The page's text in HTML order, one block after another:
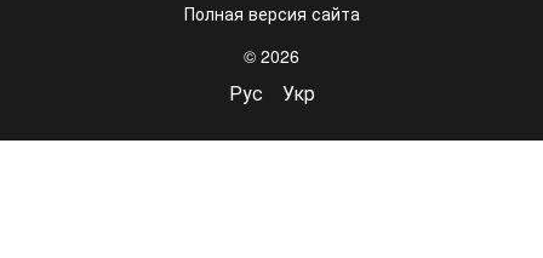
Полная версия сайта
© 2026
Рус Укр